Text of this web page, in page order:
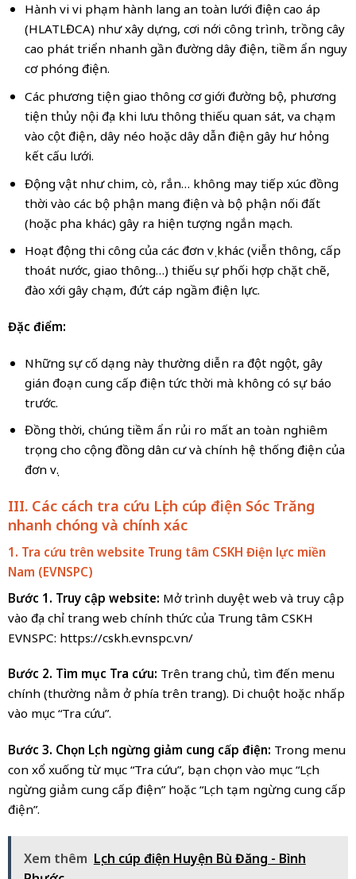
Hành vi vi phạm hành lang an toàn lưới điện cao áp
(HLATLĐCA) như xây dựng, cơi nới công trình, trồng cây
cao phát triển nhanh gần đường dây điện, tiềm ẩn nguy
cơ phóng điện.
Các phương tiện giao thông cơ giới đường bộ, phương
tiện thủy nội địa khi lưu thông thiếu quan sát, va chạm
vào cột điện, dây néo hoặc dây dẫn điện gây hư hỏng
kết cấu lưới.
Động vật như chim, cò, rắn… không may tiếp xúc đồng
thời vào các bộ phận mang điện và bộ phận nối đất
(hoặc pha khác) gây ra hiện tượng ngắn mạch.
Hoạt động thi công của các đơn vị khác (viễn thông, cấp
thoát nước, giao thông…) thiếu sự phối hợp chặt chẽ,
đào xới gây chạm, đứt cáp ngầm điện lực.
Đặc điểm:
Những sự cố dạng này thường diễn ra đột ngột, gây
gián đoạn cung cấp điện tức thời mà không có sự báo
trước.
Đồng thời, chúng tiềm ẩn rủi ro mất an toàn nghiêm
trọng cho cộng đồng dân cư và chính hệ thống điện của
đơn vị.
III. Các cách tra cứu Lịch cúp điện Sóc Trăng
nhanh chóng và chính xác
1. Tra cứu trên website Trung tâm CSKH Điện lực miền
Nam (EVNSPC)
Bước 1. Truy cập website: Mở trình duyệt web và truy cập
vào địa chỉ trang web chính thức của Trung tâm CSKH
EVNSPC: https://cskh.evnspc.vn/
Bước 2. Tìm mục Tra cứu: Trên trang chủ, tìm đến menu
chính (thường nằm ở phía trên trang). Di chuột hoặc nhấp
vào mục “Tra cứu”.
Bước 3. Chọn Lịch ngừng giảm cung cấp điện: Trong menu
con xổ xuống từ mục “Tra cứu”, bạn chọn vào mục “Lịch
ngừng giảm cung cấp điện” hoặc “Lịch tạm ngừng cung cấp
điện”.
Xem thêm Lịch cúp điện Huyện Bù Đăng - Bình